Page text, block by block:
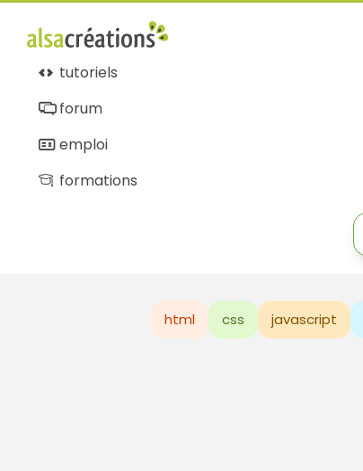
tutoriels
forum
emploi
formations
html css javascript